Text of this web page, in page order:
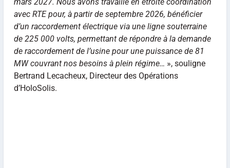
mars 2027. Nous avons travaillé en étroite coordination
avec RTE pour, à partir de septembre 2026, bénéficier
d’un raccordement électrique via une ligne souterraine
de 225 000 volts, permettant de répondre à la demande
de raccordement de l’usine pour une puissance de 81
MW couvrant nos besoins à plein régime… », souligne
Bertrand Lecacheux, Directeur des Opérations
d’HoloSolis.